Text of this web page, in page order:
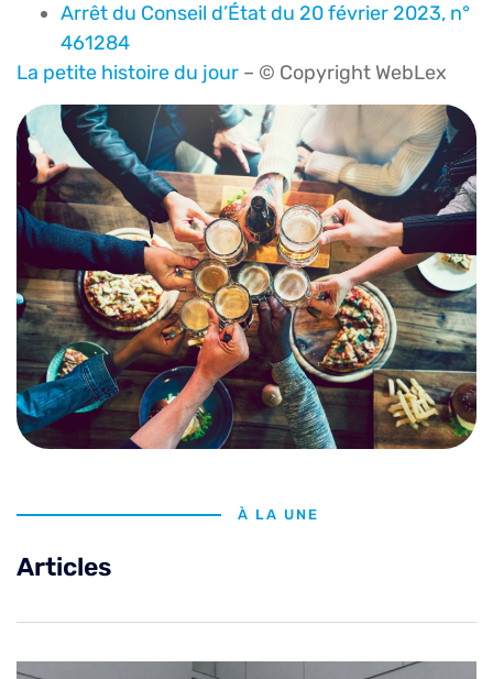
Arrêt du Conseil d’État du 20 février 2023, n°
461284
La petite histoire du jour – © Copyright WebLex
À LA UNE
Articles